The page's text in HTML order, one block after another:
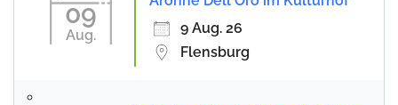
09
Aug.
9 Aug. 26
Flensburg